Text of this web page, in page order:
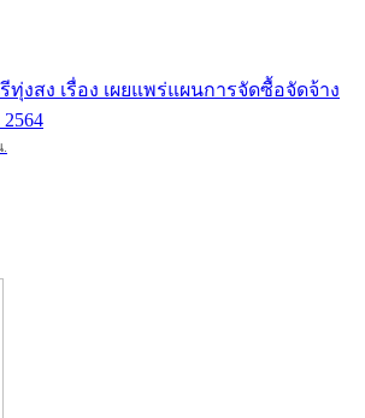
ทุ่งสง เรื่อง เผยแพร่แผนการจัดซื้อจัดจ้าง